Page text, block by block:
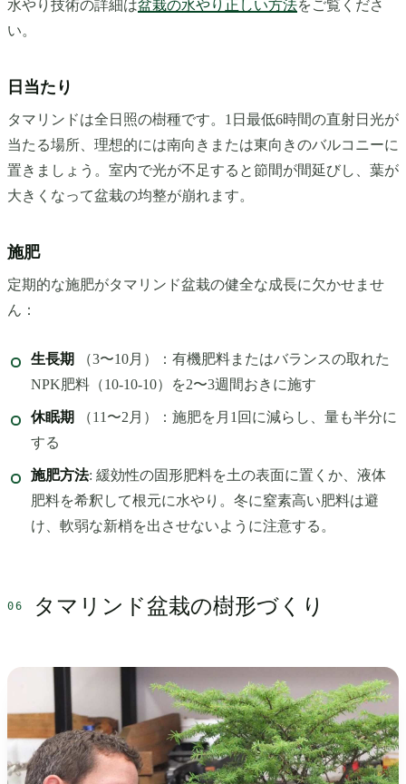
水やり技術の詳細は盆栽の水やり正しい方法をご覧くださ
い。
日当たり
タマリンドは全日照の樹種です。1日最低6時間の直射日光が
当たる場所、理想的には南向きまたは東向きのバルコニーに
置きましょう。室内で光が不足すると節間が間延びし、葉が
大きくなって盆栽の均整が崩れます。
施肥
定期的な施肥がタマリンド盆栽の健全な成長に欠かせませ
ん：
生長期
（3〜10月）：有機肥料またはバランスの取れた
NPK肥料（10-10-10）を2〜3週間おきに施す
休眠期
（11〜2月）：施肥を月1回に減らし、量も半分に
する
施肥方法: 緩効性の固形肥料を土の表面に置くか、液体
肥料を希釈して根元に水やり。冬に窒素高い肥料は避
け、軟弱な新梢を出させないように注意する。
タマリンド盆栽の樹形づくり